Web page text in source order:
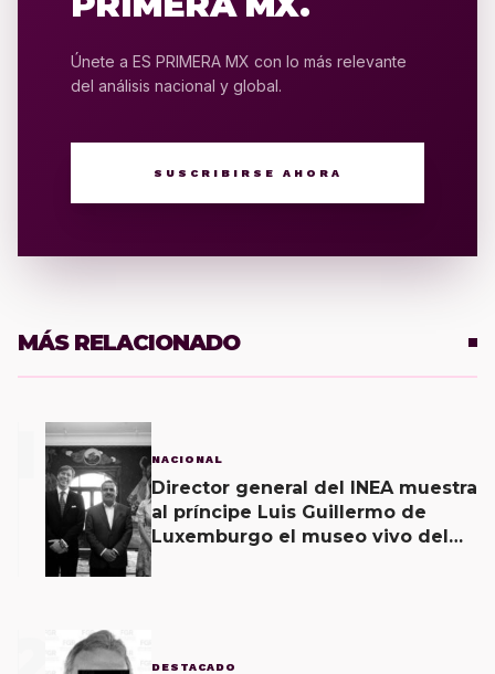
Únete a ES PRIMERA MX con lo más relevante
del análisis nacional y global.
SUSCRIBIRSE AHORA
MÁS RELACIONADO
NACIONAL
Director general del INEA muestra
al príncipe Luis Guillermo de
Luxemburgo el museo vivo del
DESTACADO